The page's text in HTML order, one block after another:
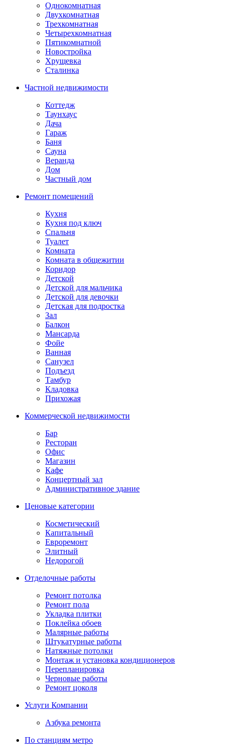
Однокомнатная
Двухкомнатная
Трехкомнатная
Четырехкомнатная
Пятикомнатной
Новостройка
Хрущевка
Сталинка
Частной недвижимости
Коттедж
Таунхаус
Дача
Гараж
Баня
Сауна
Веранда
Дом
Частный дом
Ремонт помещений
Кухня
Кухня под ключ
Спальня
Туалет
Комната
Комната в общежитии
Коридор
Детской
Детской для мальчика
Детской для девочки
Детская для подростка
Зал
Балкон
Мансарда
Фойе
Ванная
Санузел
Подъезд
Тамбур
Кладовка
Прихожая
Коммерческой недвижимости
Бар
Ресторан
Офис
Магазин
Кафе
Концертный зал
Административное здание
Ценовые категории
Косметический
Капитальный
Евроремонт
Элитный
Недорогой
Отделочные работы
Ремонт потолка
Ремонт пола
Укладка плитки
Поклейка обоев
Малярные работы
Штукатурные работы
Натяжные потолки
Монтаж и установка кондиционеров
Перепланировка
Черновые работы
Ремонт цоколя
Услуги Компании
Азбука ремонта
По станциям метро